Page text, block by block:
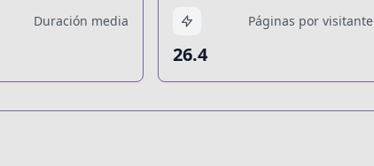
Duración media Páginas por visitante
26.4